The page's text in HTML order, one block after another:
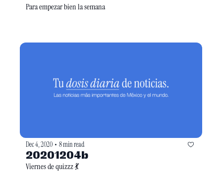
Para empezar bien la semana
Dec 4, 2020 • 8 min read
20201204b
Viernes de quizzz 💃